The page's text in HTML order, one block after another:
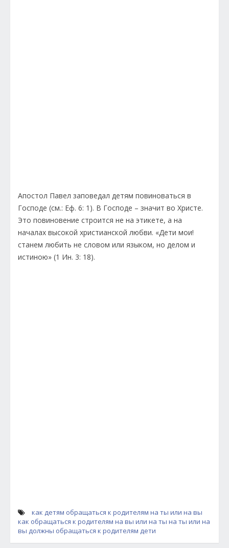
Апостол Павел заповедал детям повиноваться в
Господе (см.: Еф. 6: 1). В Господе – значит во Христе.
Это повиновение строится не на этикете, а на
началах высокой христианской любви. «Дети мои!
станем любить не словом или языком, но делом и
истиною» (1 Ин. 3: 18).
как детям обращаться к родителям на ты или на вы
как обращаться к родителям на вы или на ты на ты или на
вы должны обращаться к родителям дети